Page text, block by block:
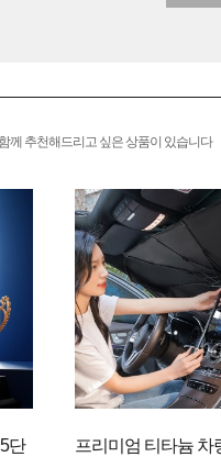
께 추천해드리고 싶은 상품이 있습니다
단 프리미엄 티타늄 차